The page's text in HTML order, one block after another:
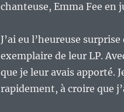
chanteuse, Emma Fee en
J’ai eu l’heureuse
exemplaire de leur LP.
que je leur avais apporté.
rapidement, à croire que